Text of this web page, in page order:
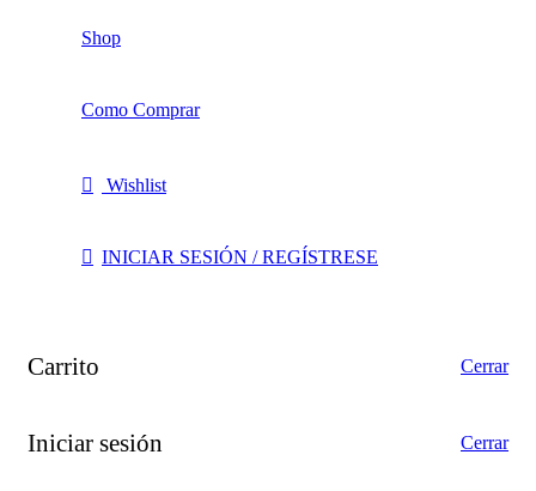
Shop
Como Comprar
Wishlist
INICIAR SESIÓN / REGÍSTRESE
Carrito Cerrar
Iniciar sesión Cerrar